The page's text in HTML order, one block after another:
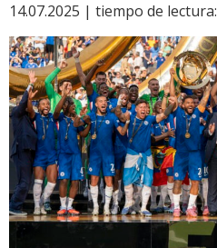
14.07.2025 | tiempo de lectura: